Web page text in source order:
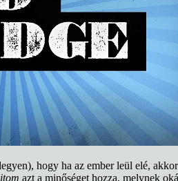
hogy ha az ember leül elé,
azt a minőséget hozza, melynek